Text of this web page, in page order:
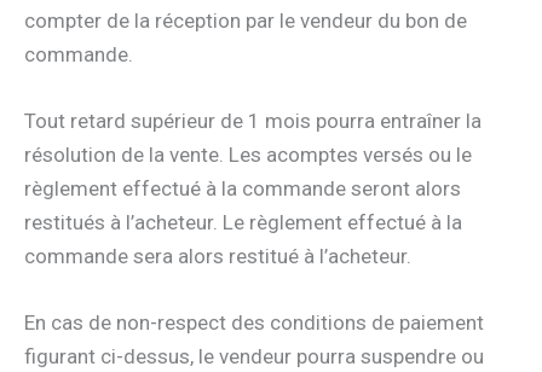
compter de la réception par le vendeur du bon de
commande.
Tout retard supérieur de 1 mois pourra entraîner la
résolution de la vente. Les acomptes versés ou le
règlement effectué à la commande seront alors
restitués à l’acheteur. Le règlement effectué à la
commande sera alors restitué à l’acheteur.
En cas de non-respect des conditions de paiement
figurant ci-dessus, le vendeur pourra suspendre ou